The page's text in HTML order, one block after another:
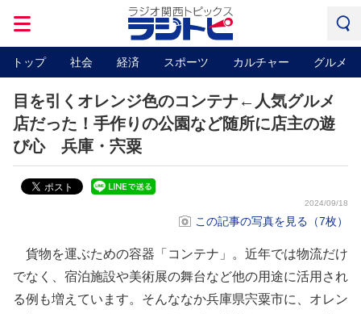
トップ 社会 経済 スポーツ カルチャー グルメ
目を引くオレンジ色のコンテナ←人気グルメ
店だった！手作りの公園など随所に店主の遊
び心 兵庫・宍粟
2024/09/18
この記事の写真を見る（7枚）
貨物を運ぶための容器「コンテナ」。近年では物流だけ
でなく、宿泊施設や美術展の舞台など他の用途に活用され
る例も増えています。そんななか兵庫県宍粟市に、オレン